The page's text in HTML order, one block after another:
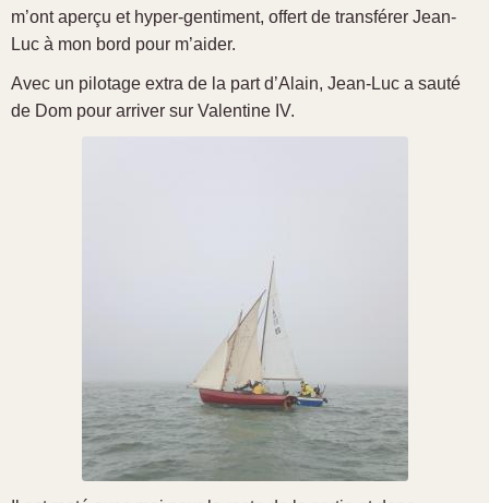
m’ont aperçu et hyper-gentiment, offert de transférer Jean-
Luc à mon bord pour m’aider.
Avec un pilotage extra de la part d’Alain, Jean-Luc a sauté
de Dom pour arriver sur Valentine IV.